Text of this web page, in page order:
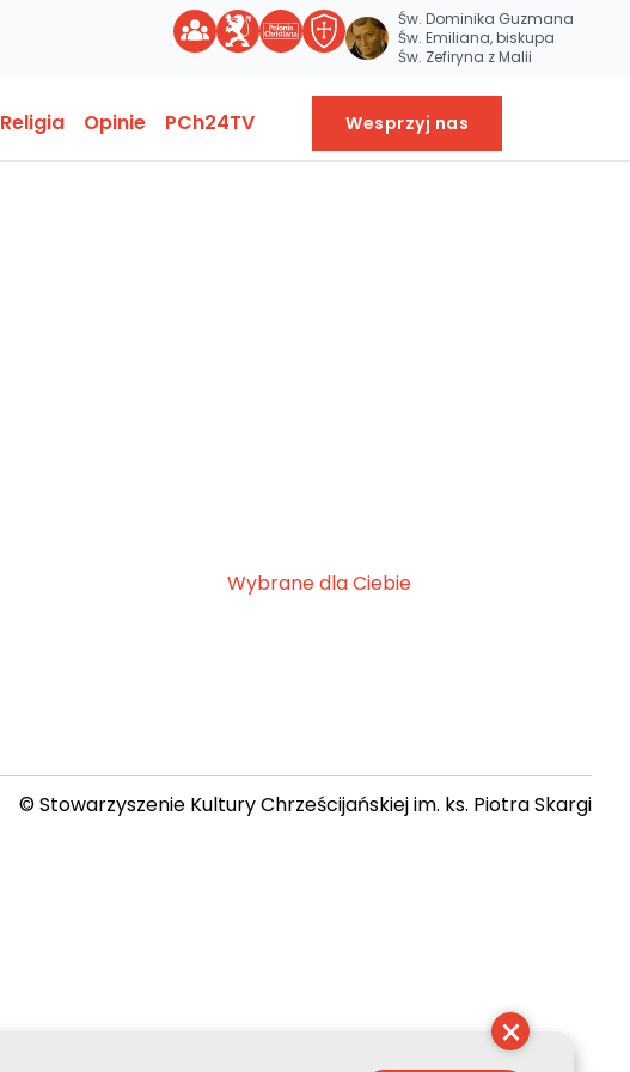
Św. Dominika Guzmana
Św. Emiliana, biskupa
Św. Zefiryna z Malii
Religia Opinie PCh24TV Wesprzyj nas
Wybrane dla Ciebie
© Stowarzyszenie Kultury Chrześcijańskiej im. ks. Piotra Skargi
×